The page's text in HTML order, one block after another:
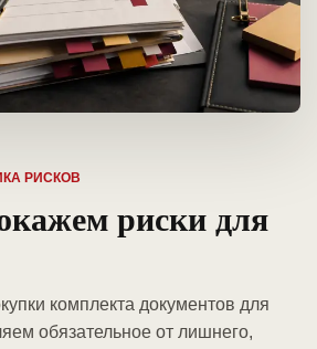
РИСКОВ
риски для
комплекта документов для
обязательное от лишнего,